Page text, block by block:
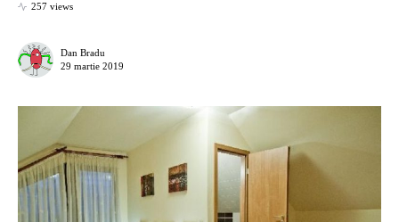
257 views
Dan Bradu
29 martie 2019